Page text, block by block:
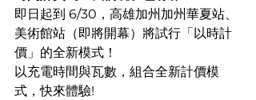
即日起到 6/30，高雄加州加州華夏站、
美術館站（即將開幕）將試行「以時計
價」的全新模式！
以充電時間與瓦數，組合全新計價模
式，快來體驗!